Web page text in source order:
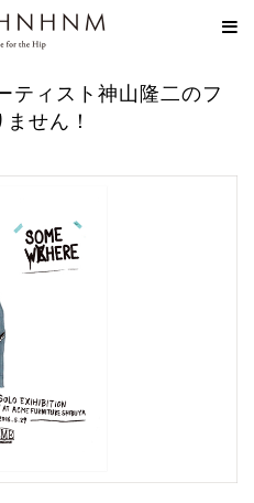
ティスト神山隆二のフ
せん！